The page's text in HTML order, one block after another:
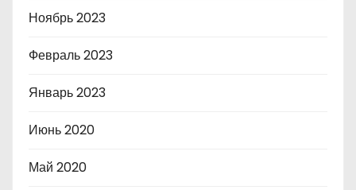
Ноябрь 2023
Февраль 2023
Январь 2023
Июнь 2020
Май 2020